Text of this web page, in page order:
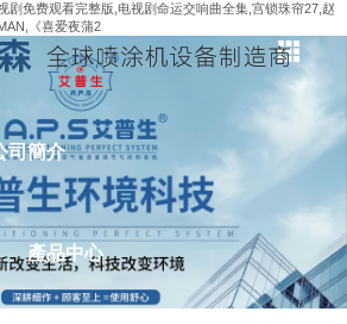
剧免费观看完整版,电视剧命运交响曲全集,宫锁珠帘27,赵
《喜爱夜蒲2
司簡介
產品中心